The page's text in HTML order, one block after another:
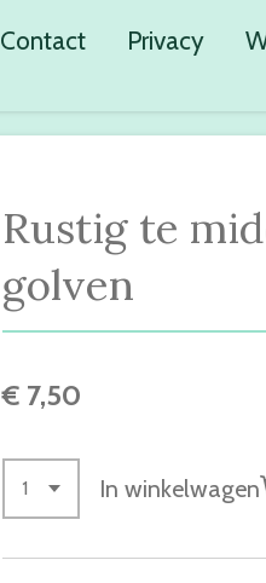
Contact Privacy
Rustig te
golven
€ 7,50
In winkelwagen